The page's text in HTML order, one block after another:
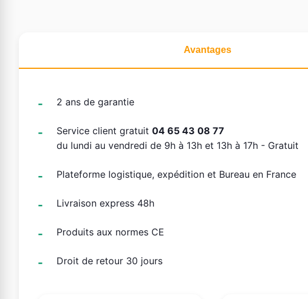
Avantages
2 ans de garantie
Service client gratuit 04 65 43 08 77
du lundi au vendredi de 9h à 13h et 13h à 17h - Gratuit
Plateforme logistique, expédition et Bureau en France
Livraison express 48h
Produits aux normes CE
Droit de retour 30 jours